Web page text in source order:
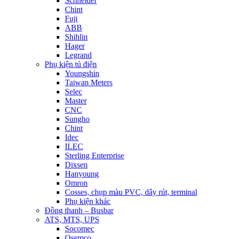
Chint
Fuji
ABB
Shihlin
Hager
Legrand
Phụ kiện tủ điện
Youngshin
Taiwan Meters
Selec
Master
CNC
Sungho
Chint
Idec
ILEC
Sterling Enterprise
Dixsen
Hanyoung
Omron
Cosses, chụp màu PVC, dây rút, terminal
Phụ kiện khác
Đồng thanh – Busbar
ATS, MTS, UPS
Socomec